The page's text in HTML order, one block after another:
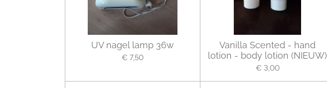
UV nagel lamp 36w
€ 7,50
Vanilla Scented - hand
lotion - body lotion (NIEUW)
€ 3,00